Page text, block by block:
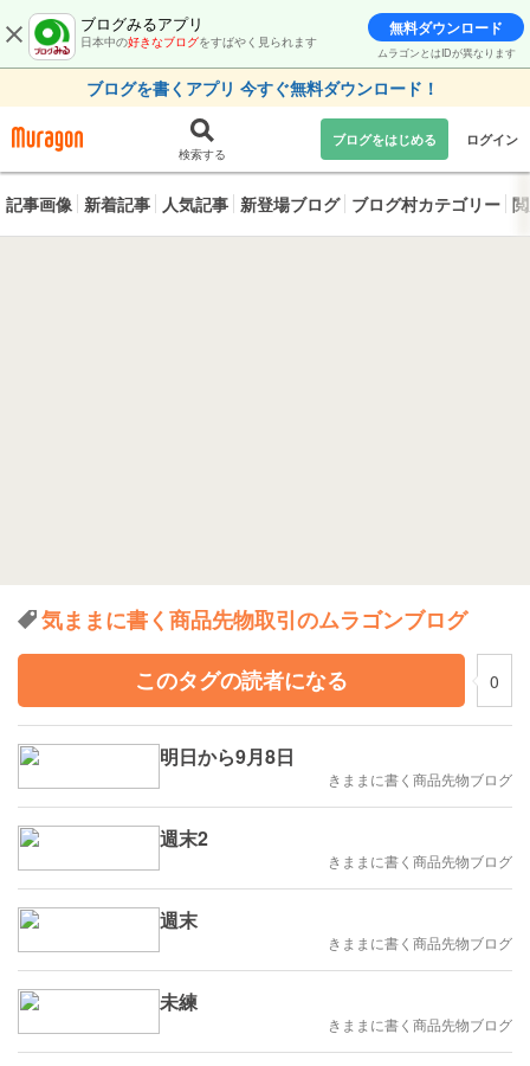
ブログみるアプリ
日本中の好きなブログをすばやく見られます
無料ダウンロード
ムラゴンとはIDが異なります
ブログを書くアプリ 今すぐ無料ダウンロード！
検索する
ブログをはじめる ログイン
記事画像 新着記事 人気記事 新登場ブログ ブログ村カテゴリー
気ままに書く商品先物取引のムラゴンブログ
このタグの読者になる
0
明日から9月8日
きままに書く商品先物ブログ
週末2
きままに書く商品先物ブログ
週末
きままに書く商品先物ブログ
未練
きままに書く商品先物ブログ